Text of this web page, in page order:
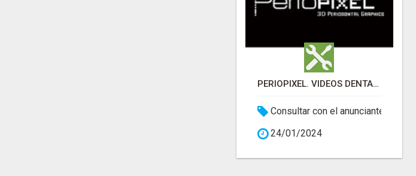
PERIOPIXEL. VIDEOS DENTALES 3D
Consultar con el anunciante
24/01/2024